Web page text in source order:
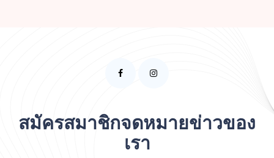
สมัครสมาชิกจดหมายข่าวของ
เรา